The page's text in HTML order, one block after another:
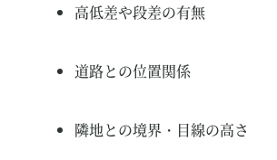
高低差や段差の有無
道路との位置関係
隣地との境界・目線の高さ